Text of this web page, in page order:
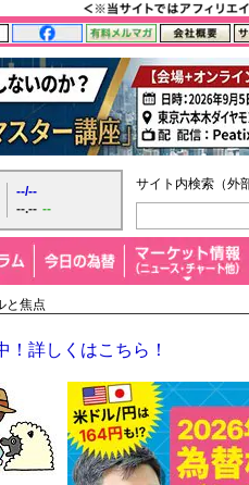
--/--
--.-- --
サイト内検索（外
と焦点
詳しくはこちら！